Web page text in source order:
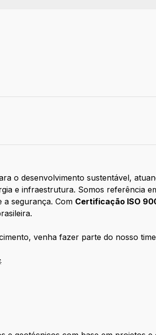
o desenvolvimento sustentável,
e infraestrutura. Somos referência
a segurança. Com Certificação ISO
venha fazer parte do nosso